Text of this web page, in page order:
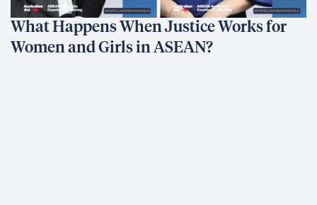
What Happens When Justice Works for
Women and Girls in ASEAN?